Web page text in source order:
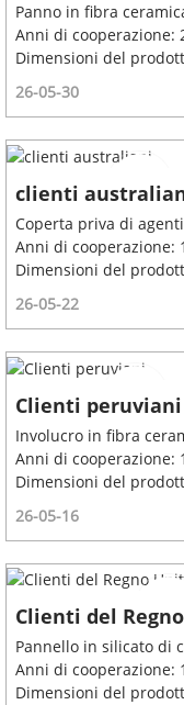
Panno in fibra
Anni di cooperazione:
Dimensioni del
26-05-30
clienti
Coperta priva di agenti
Anni di cooperazione:
Dimensioni del
26-05-22
Clienti peruviani
Involucro in fibra
Anni di cooperazione:
Dimensioni del
26-05-16
Clienti del
Pannello in silicato di
Anni di cooperazione:
Dimensioni del